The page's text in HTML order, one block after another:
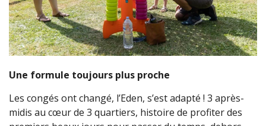
Une formule toujours plus proche
Les congés ont changé, l’Eden, s’est adapté ! 3 après-
midis au cœur de 3 quartiers, histoire de profiter des